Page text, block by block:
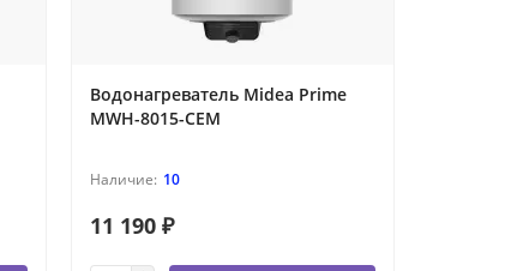
Водонагреватель Midea Prime
MWH-8015-CEM
10
11 190 ₽